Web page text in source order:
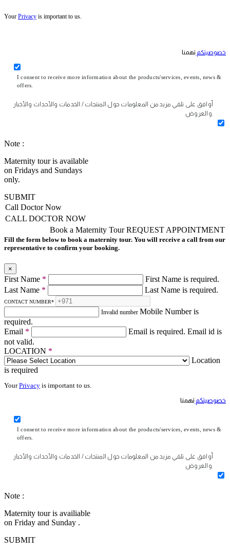
Your Privacy is important to us.
خصوصيتكم تهمنا
I consent to receive more information about the products/services, events, news &
offers.
أوافق على تلقي مزيد من المعلومات حول المنتجات / الخدمات والأحداث والأخبار
والعروض.
Note :
Maternity tour is available
on Fridays and Sundays
only.
SUBMIT
Call Doctor Now
CALL DOCTOR NOW
REQUEST APPOINTMENT
Book a Maternity Tour
Fill the form below to book a maternity tour. You will receive a call from our
representative to confirm your booking.
×
First Name *
First Name is required.
Last Name * Last Name is required.
CONTACT NUMBER*
Invalid number Mobile Number is
required.
Email * Email is required. Email id is
not valid.
LOCATION *
Location
is required
YourPrivacy is important to us.
خصوصيتكم تهمنا
I consent to receive more information about the products/services, events, news &
offers.
أوافق على تلقي مزيد من المعلومات حول المنتجات / الخدمات والأحداث والأخبار
والعروض.
Note :
Maternity tour is availiable
on Friday and Sunday .
SUBMIT